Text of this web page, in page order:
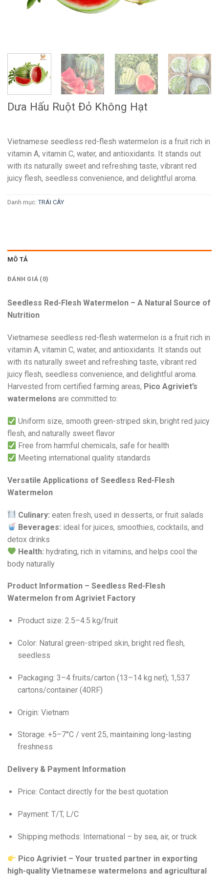
Dưa Hấu Ruột Đỏ Không Hạt
Vietnamese seedless red-flesh watermelon is a fruit rich in
vitamin A, vitamin C, water, and antioxidants. It stands out
with its naturally sweet and refreshing taste, vibrant red
juicy flesh, seedless convenience, and delightful aroma.
Danh mục: TRÁI CÂY
MÔ TẢ
ĐÁNH GIÁ (0)
Seedless Red-Flesh Watermelon – A Natural Source of
Nutrition
Vietnamese seedless red-flesh watermelon is a fruit rich in
vitamin A, vitamin C, water, and antioxidants. It stands out
with its naturally sweet and refreshing taste, vibrant red
juicy flesh, seedless convenience, and delightful aroma.
Harvested from certified farming areas, Pico Agriviet’s
watermelons are committed to:
Uniform size, smooth green-striped skin, bright red juicy
flesh, and naturally sweet flavor
Free from harmful chemicals, safe for health
Meeting international quality standards
Versatile Applications of Seedless Red-Flesh
Watermelon
Culinary: eaten fresh, used in desserts, or fruit salads
Beverages: ideal for juices, smoothies, cocktails, and
detox drinks
Health: hydrating, rich in vitamins, and helps cool the
body naturally
Product Information – Seedless Red-Flesh
Watermelon from Agriviet Factory
Product size: 2.5–4.5 kg/fruit
Color: Natural green-striped skin, bright red flesh,
seedless
Packaging: 3–4 fruits/carton (13–14 kg net); 1,537
cartons/container (40RF)
Origin: Vietnam
Storage: +5–7°C / vent 25, maintaining long-lasting
freshness
Delivery & Payment Information
Price: Contact directly for the best quotation
Payment: T/T, L/C
Shipping methods: International – by sea, air, or truck
Pico Agriviet – Your trusted partner in exporting
high-quality Vietnamese watermelons and agricultural